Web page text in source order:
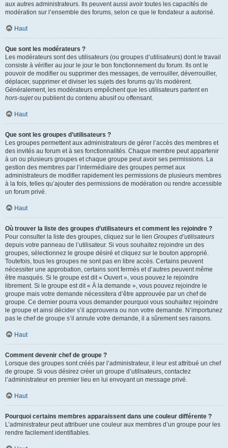
aux autres administrateurs. Ils peuvent aussi avoir toutes les capacités de
modération sur l’ensemble des forums, selon ce que le fondateur a autorisé.
Haut
Que sont les modérateurs ?
Les modérateurs sont des utilisateurs (ou groupes d’utilisateurs) dont le travail
consiste à vérifier au jour le jour le bon fonctionnement du forum. Ils ont le
pouvoir de modifier ou supprimer des messages, de verrouiller, déverrouiller,
déplacer, supprimer et diviser les sujets des forums qu’ils modèrent.
Généralement, les modérateurs empêchent que les utilisateurs partent en
hors-sujetou publient du contenu abusif ou offensant.
Haut
Que sont les groupes d’utilisateurs ?
Les groupes permettent aux administrateurs de gérer l’accès des membres et
des invités au forum et à ses fonctionnalités. Chaque membre peut appartenir
à un ou plusieurs groupes et chaque groupe peut avoir ses permissions. La
gestion des membres par l’intermédiaire des groupes permet aux
administrateurs de modifier rapidement les permissions de plusieurs membres
à la fois, telles qu’ajouter des permissions de modération ou rendre accessible
un forum privé.
Haut
Où trouver la liste des groupes d’utilisateurs et comment les rejoindre ?
Pour consulter la liste des groupes, cliquez sur le lien Groupes d’utilisateurs
depuis votre panneau de l’utilisateur. Si vous souhaitez rejoindre un des
groupes, sélectionnez le groupe désiré et cliquez sur le bouton approprié.
Toutefois, tous les groupes ne sont pas en libre accès. Certains peuvent
nécessiter une approbation, certains sont fermés et d’autres peuvent même
être masqués. Si le groupe est dit « Ouvert », vous pouvez le rejoindre
librement. Si le groupe est dit « À la demande », vous pouvez rejoindre le
groupe mais votre demande nécessitera d’être approuvée par un chef de
groupe. Ce dernier pourra vous demander pourquoi vous souhaitez rejoindre
le groupe et ainsi décider s’il approuvera ou non votre demande. N’importunez
pas le chef de groupe s’il annule votre demande, il a sûrement ses raisons.
Haut
Comment devenir chef de groupe ?
Lorsque des groupes sont créés par l’administrateur, il leur est attribué un chef
de groupe. Si vous désirez créer un groupe d’utilisateurs, contactez
l’administrateur en premier lieu en lui envoyant un message privé.
Haut
Pourquoi certains membres apparaissent dans une couleur différente ?
L’administrateur peut attribuer une couleur aux membres d’un groupe pour les
rendre facilement identifiables.